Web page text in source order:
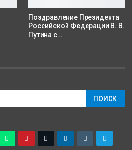
Поздравление Президента
Российской Федерации В. В.
Путина с…